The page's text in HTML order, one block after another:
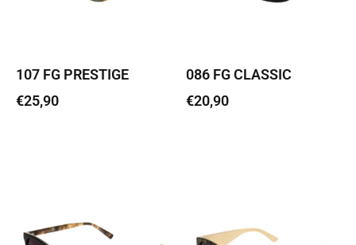
107 FG PRESTIGE
€25,90
086 FG CLASSIC
€20,90